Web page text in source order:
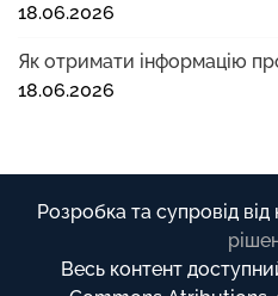
18.06.2026
Як отримати інформацію про
18.06.2026
Розробка та супровід від
Весь контент